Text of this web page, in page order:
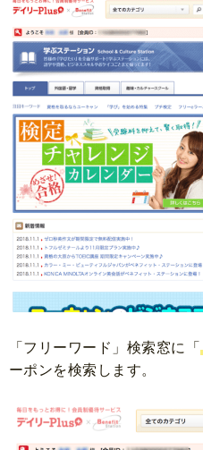
「フリーワード」検索窓に「
ーポンを検索します。